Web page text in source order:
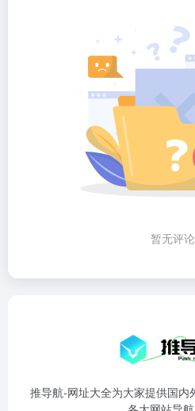
暂无评
推导航-网址大全为大家提供国内